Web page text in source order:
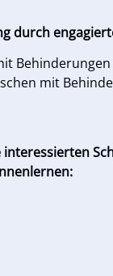
durch
Behinderungen
mit